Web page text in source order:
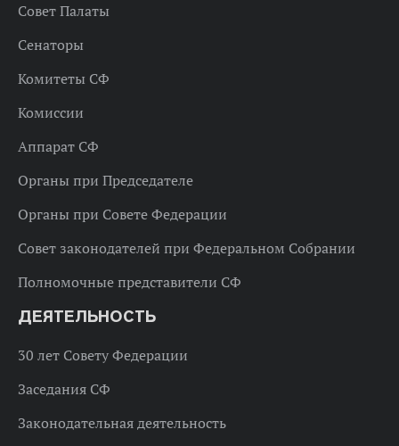
Совет Палаты
Сенаторы
Комитеты СФ
Комиссии
Аппарат СФ
Органы при Председателе
Органы при Совете Федерации
Совет законодателей при Федеральном Собрании
Полномочные представители СФ
ДЕЯТЕЛЬНОСТЬ
30 лет Совету Федерации
Заседания СФ
Законодательная деятельность